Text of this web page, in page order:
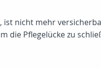
ist nicht mehr
die Pflegelücke zu